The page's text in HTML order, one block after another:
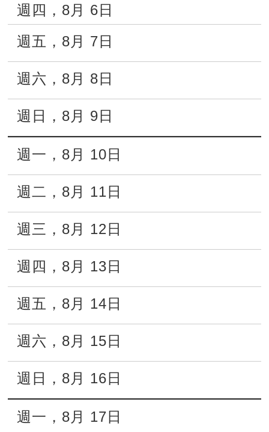
週四 ， 8月
6日
週五 ， 8月 7日
週六 ， 8月 8日
週日 ， 8月 9日
週一 ， 8月 10日
週二 ， 8月 11日
週三 ， 8月 12日
週四 ， 8月 13日
週五 ， 8月 14日
週六 ， 8月 15日
週日 ， 8月 16日
週一 ， 8月 17日